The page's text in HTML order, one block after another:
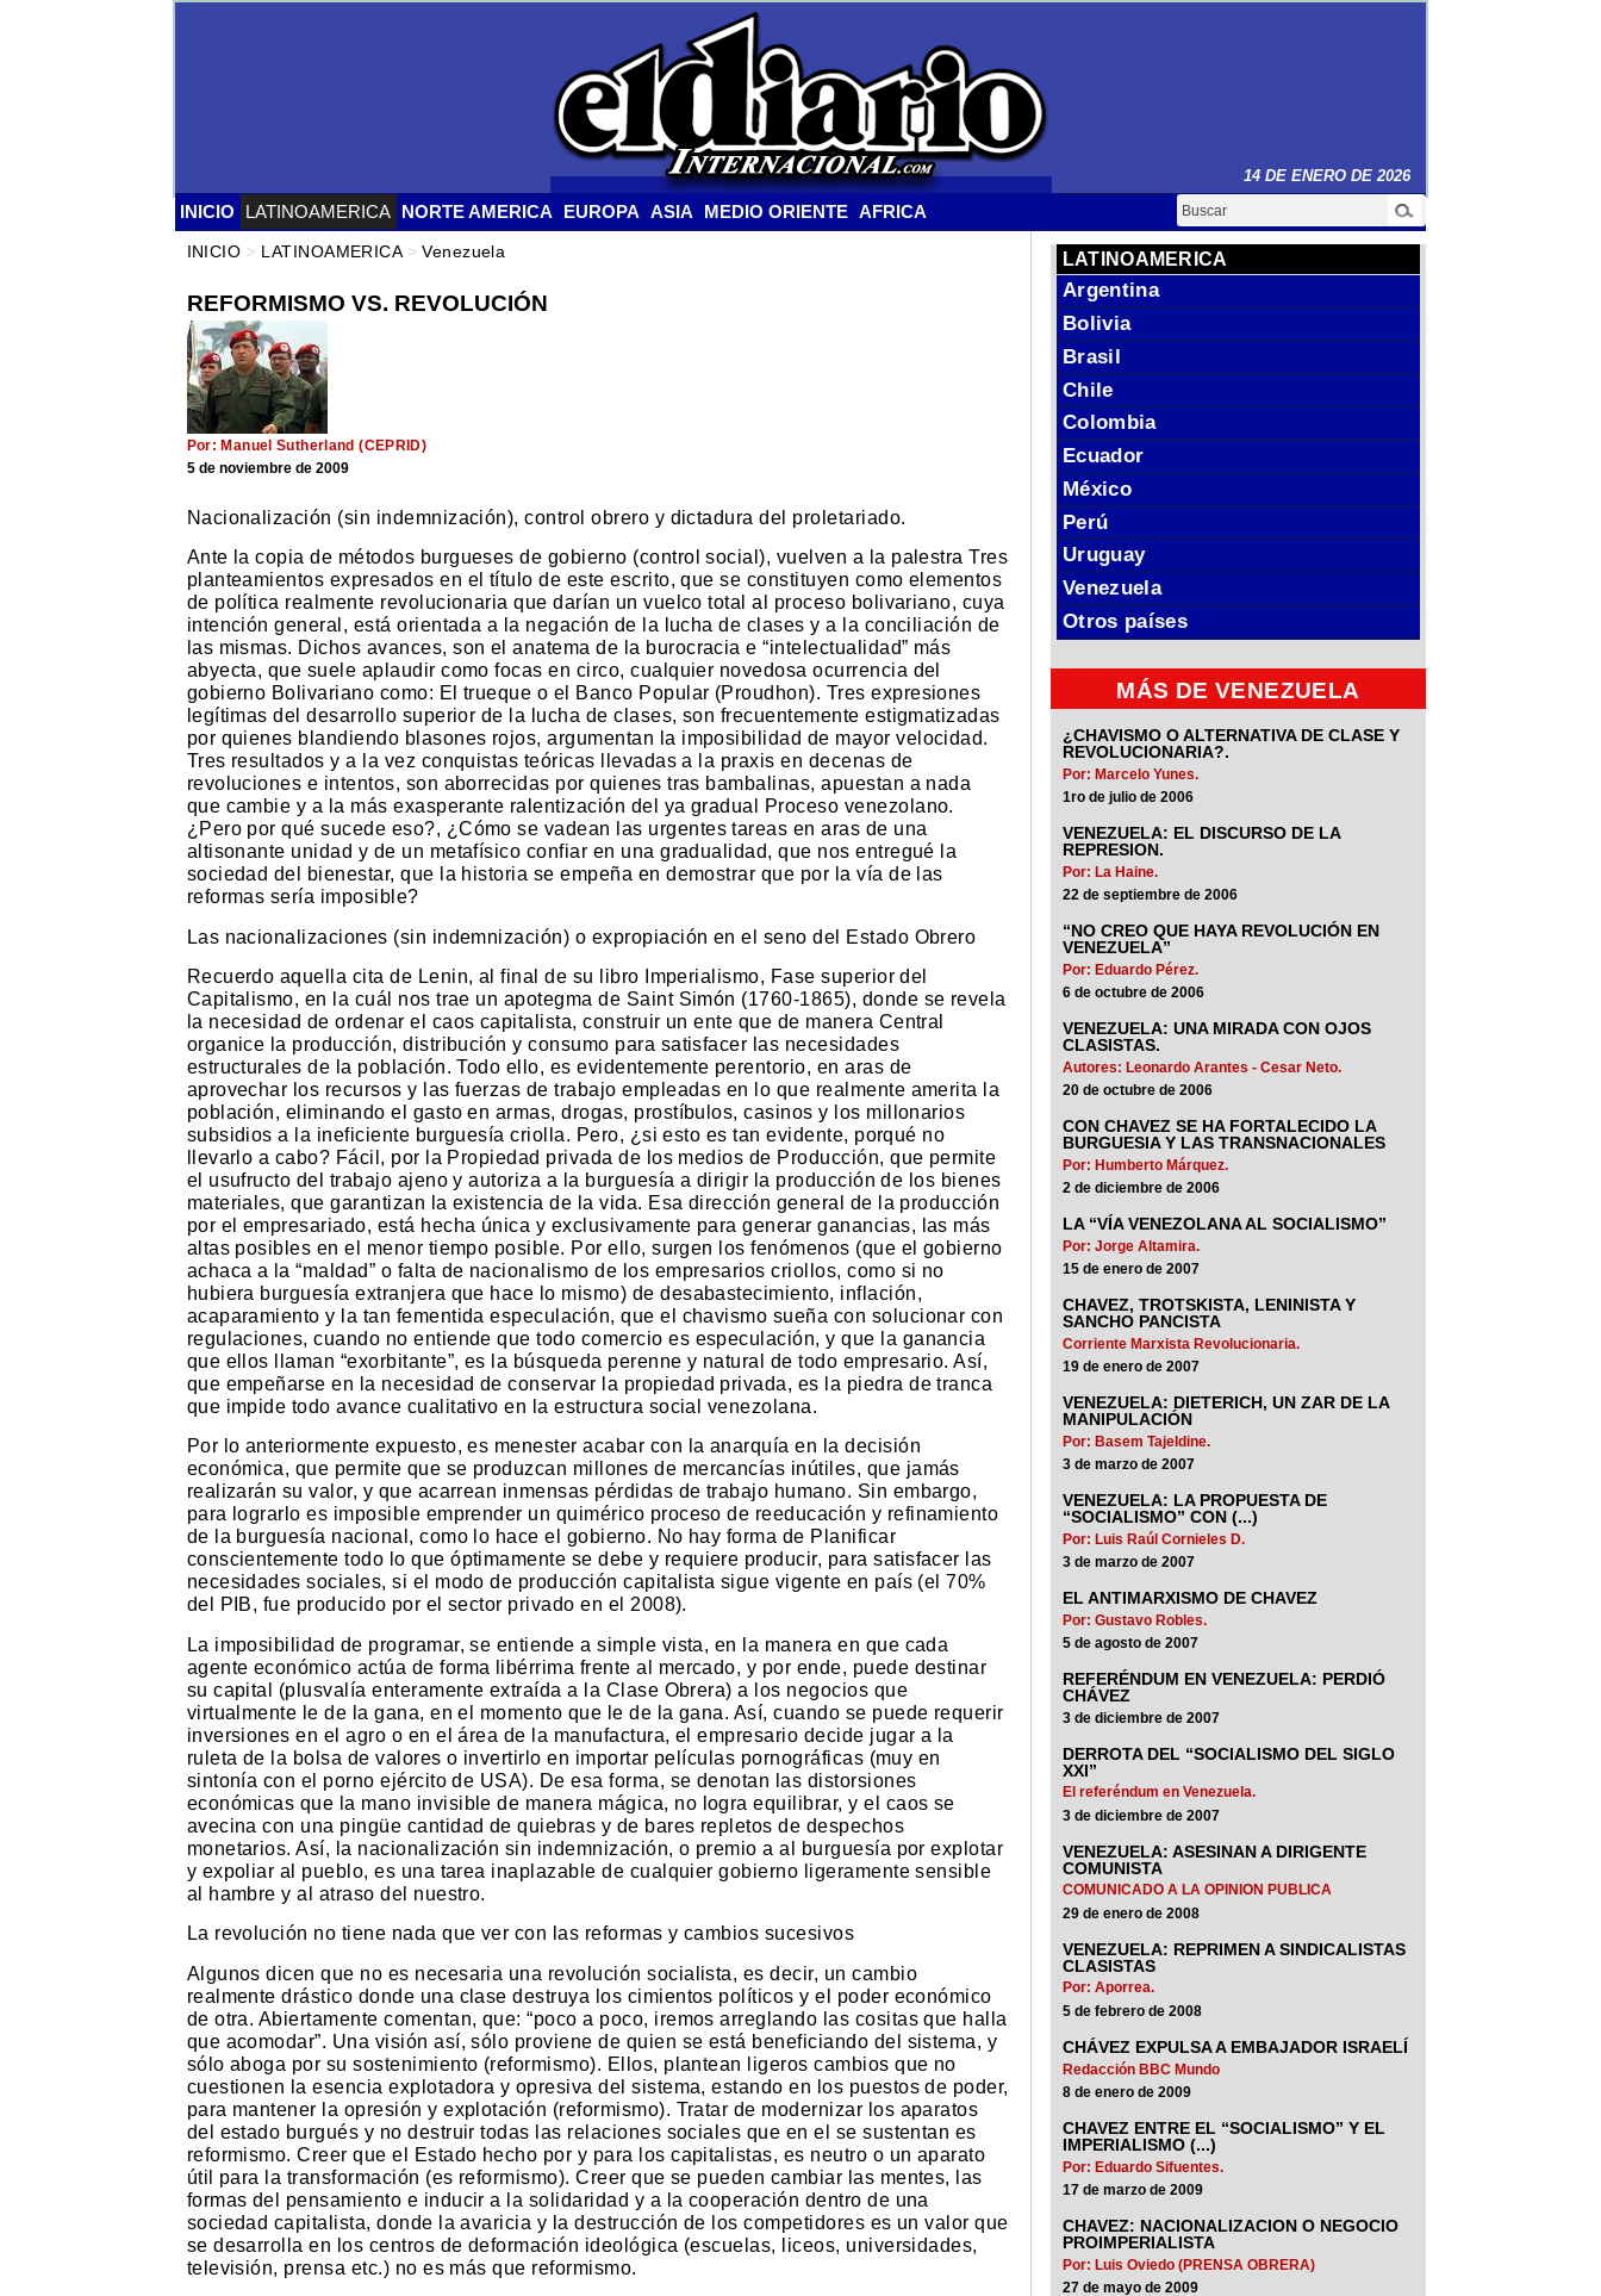
14 DE ENERO DE 2026
INICIO LATINOAMERICA NORTE AMERICA EUROPA ASIA MEDIO ORIENTE AFRICA Buscar
INICIO > LATINOAMERICA>Venezuela
REFORMISMO VS. REVOLUCIÓN
Por: Manuel Sutherland (CEPRID)
5 de noviembre de 2009
Nacionalización (sin indemnización), control obrero y dictadura del proletariado.
Ante la copia de métodos burgueses de gobierno (control social), vuelven a la palestra Tres
planteamientos expresados en el título de este escrito, que se constituyen como elementos
de política realmente revolucionaria que darían un vuelco total al proceso bolivariano, cuya
intención general, está orientada a la negación de la lucha de clases y a la conciliación de
las mismas. Dichos avances, son el anatema de la burocracia e “intelectualidad” más
abyecta, que suele aplaudir como focas en circo, cualquier novedosa ocurrencia del
gobierno Bolivariano como: El trueque o el Banco Popular (Proudhon). Tres expresiones
legítimas del desarrollo superior de la lucha de clases, son frecuentemente estigmatizadas
por quienes blandiendo blasones rojos, argumentan la imposibilidad de mayor velocidad.
Tres resultados y a la vez conquistas teóricas llevadas a la praxis en decenas de
revoluciones e intentos, son aborrecidas por quienes tras bambalinas, apuestan a nada
que cambie y a la más exasperante ralentización del ya gradual Proceso venezolano.
¿Pero por qué sucede eso?, ¿Cómo se vadean las urgentes tareas en aras de una
altisonante unidad y de un metafísico confiar en una gradualidad, que nos entregué la
sociedad del bienestar, que la historia se empeña en demostrar que por la vía de las
reformas sería imposible?
Las nacionalizaciones (sin indemnización) o expropiación en el seno del Estado Obrero
Recuerdo aquella cita de Lenin, al final de su libro Imperialismo, Fase superior del
Capitalismo, en la cuál nos trae un apotegma de Saint Simón (1760-1865), donde se revela
la necesidad de ordenar el caos capitalista, construir un ente que de manera Central
organice la producción, distribución y consumo para satisfacer las necesidades
estructurales de la población. Todo ello, es evidentemente perentorio, en aras de
aprovechar los recursos y las fuerzas de trabajo empleadas en lo que realmente amerita la
población, eliminando el gasto en armas, drogas, prostíbulos, casinos y los millonarios
subsidios a la ineficiente burguesía criolla. Pero, ¿si esto es tan evidente, porqué no
llevarlo a cabo? Fácil, por la Propiedad privada de los medios de Producción, que permite
el usufructo del trabajo ajeno y autoriza a la burguesía a dirigir la producción de los bienes
materiales, que garantizan la existencia de la vida. Esa dirección general de la producción
por el empresariado, está hecha única y exclusivamente para generar ganancias, las más
altas posibles en el menor tiempo posible. Por ello, surgen los fenómenos (que el gobierno
achaca a la “maldad” o falta de nacionalismo de los empresarios criollos, como si no
hubiera burguesía extranjera que hace lo mismo) de desabastecimiento, inflación,
acaparamiento y la tan fementida especulación, que el chavismo sueña con solucionar con
regulaciones, cuando no entiende que todo comercio es especulación, y que la ganancia
que ellos llaman “exorbitante”, es la búsqueda perenne y natural de todo empresario. Así,
que empeñarse en la necesidad de conservar la propiedad privada, es la piedra de tranca
que impide todo avance cualitativo en la estructura social venezolana.
Por lo anteriormente expuesto, es menester acabar con la anarquía en la decisión
económica, que permite que se produzcan millones de mercancías inútiles, que jamás
realizarán su valor, y que acarrean inmensas pérdidas de trabajo humano. Sin embargo,
para lograrlo es imposible emprender un quimérico proceso de reeducación y refinamiento
de la burguesía nacional, como lo hace el gobierno. No hay forma de Planificar
conscientemente todo lo que óptimamente se debe y requiere producir, para satisfacer las
necesidades sociales, si el modo de producción capitalista sigue vigente en país (el 70%
del PIB, fue producido por el sector privado en el 2008).
La imposibilidad de programar, se entiende a simple vista, en la manera en que cada
agente económico actúa de forma libérrima frente al mercado, y por ende, puede destinar
su capital (plusvalía enteramente extraída a la Clase Obrera) a los negocios que
virtualmente le de la gana, en el momento que le de la gana. Así, cuando se puede requerir
inversiones en el agro o en el área de la manufactura, el empresario decide jugar a la
ruleta de la bolsa de valores o invertirlo en importar películas pornográficas (muy en
sintonía con el porno ejército de USA). De esa forma, se denotan las distorsiones
económicas que la mano invisible de manera mágica, no logra equilibrar, y el caos se
avecina con una pingüe cantidad de quiebras y de bares repletos de despechos
monetarios. Así, la nacionalización sin indemnización, o premio a al burguesía por explotar
y expoliar al pueblo, es una tarea inaplazable de cualquier gobierno ligeramente sensible
al hambre y al atraso del nuestro.
La revolución no tiene nada que ver con las reformas y cambios sucesivos
Algunos dicen que no es necesaria una revolución socialista, es decir, un cambio
realmente drástico donde una clase destruya los cimientos políticos y el poder económico
de otra. Abiertamente comentan, que: “poco a poco, iremos arreglando las cositas que halla
que acomodar”. Una visión así, sólo proviene de quien se está beneficiando del sistema, y
sólo aboga por su sostenimiento (reformismo). Ellos, plantean ligeros cambios que no
cuestionen la esencia explotadora y opresiva del sistema, estando en los puestos de poder,
para mantener la opresión y explotación (reformismo). Tratar de modernizar los aparatos
del estado burgués y no destruir todas las relaciones sociales que en el se sustentan es
reformismo. Creer que el Estado hecho por y para los capitalistas, es neutro o un aparato
útil para la transformación (es reformismo). Creer que se pueden cambiar las mentes, las
formas del pensamiento e inducir a la solidaridad y a la cooperación dentro de una
sociedad capitalista, donde la avaricia y la destrucción de los competidores es un valor que
se desarrolla en los centros de deformación ideológica (escuelas, liceos, universidades,
televisión, prensa etc.) no es más que reformismo.
LATINOAMERICA
Argentina
Bolivia
Brasil
Chile
Colombia
Ecuador
México
Perú
Uruguay
Venezuela
Otros países
MÁS DE VENEZUELA
¿CHAVISMO O ALTERNATIVA DE CLASE Y
REVOLUCIONARIA?.
Por: Marcelo Yunes.
1ro de julio de 2006
VENEZUELA: EL DISCURSO DE LA
REPRESION.
Por: La Haine.
22 de septiembre de 2006
“NO CREO QUE HAYA REVOLUCIÓN EN
VENEZUELA”
Por: Eduardo Pérez.
6 de octubre de 2006
VENEZUELA: UNA MIRADA CON OJOS
CLASISTAS.
Autores: Leonardo Arantes - Cesar Neto.
20 de octubre de 2006
CON CHAVEZ SE HA FORTALECIDO LA
BURGUESIA Y LAS TRANSNACIONALES
Por: Humberto Márquez.
2 de diciembre de 2006
LA “VÍA VENEZOLANA AL SOCIALISMO”
Por: Jorge Altamira.
15 de enero de 2007
CHAVEZ, TROTSKISTA, LENINISTA Y
SANCHO PANCISTA
Corriente Marxista Revolucionaria.
19 de enero de 2007
VENEZUELA: DIETERICH, UN ZAR DE LA
MANIPULACIÓN
Por: Basem Tajeldine.
3 de marzo de 2007
VENEZUELA: LA PROPUESTA DE
“SOCIALISMO” CON (...)
Por: Luis Raúl Cornieles D.
3 de marzo de 2007
EL ANTIMARXISMO DE CHAVEZ
Por: Gustavo Robles.
5 de agosto de 2007
REFERÉNDUM EN VENEZUELA: PERDIÓ
CHÁVEZ
3 de diciembre de 2007
DERROTA DEL “SOCIALISMO DEL SIGLO
XXI”
El referéndum en Venezuela.
3 de diciembre de 2007
VENEZUELA: ASESINAN A DIRIGENTE
COMUNISTA
COMUNICADO A LA OPINION PUBLICA
29 de enero de 2008
VENEZUELA: REPRIMEN A SINDICALISTAS
CLASISTAS
Por: Aporrea.
5 de febrero de 2008
CHÁVEZ EXPULSA A EMBAJADOR ISRAELÍ
Redacción BBC Mundo
8 de enero de 2009
CHAVEZ ENTRE EL “SOCIALISMO” Y EL
IMPERIALISMO (...)
Por: Eduardo Sifuentes.
17 de marzo de 2009
CHAVEZ: NACIONALIZACION O NEGOCIO
PROIMPERIALISTA
Por: Luis Oviedo (PRENSA OBRERA)
27 de mayo de 2009